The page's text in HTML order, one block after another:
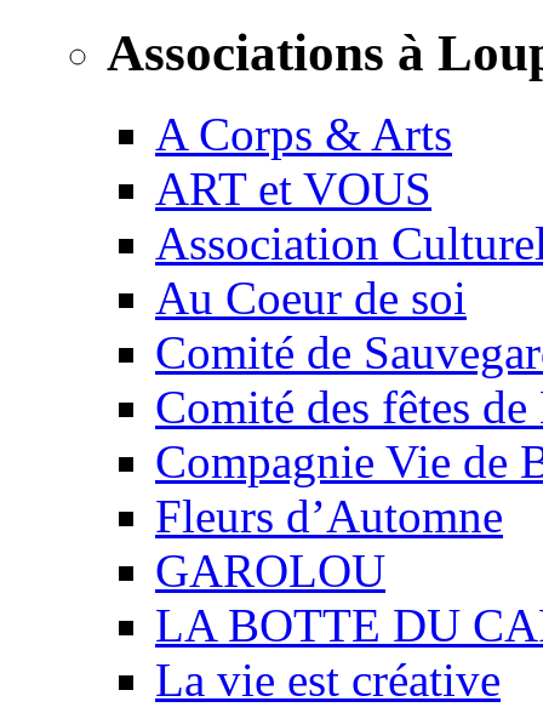
Associations à
A Corps & Arts
ART et VOUS
Association
Au Coeur de soi
Comité de
Comité des fêtes
Compagnie Vie de
Fleurs d’Automne
GAROLOU
LA BOTTE DU
La vie est créative